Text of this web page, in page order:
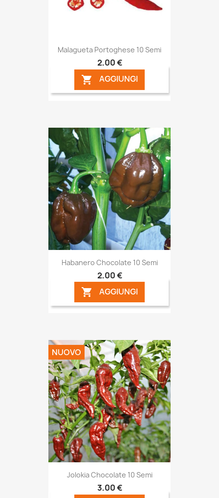
Malagueta Portoghese 10 Semi
2,00 €
 AGGIUNGI
Habanero Chocolate 10 Semi
2,00 €
 AGGIUNGI
Jolokia Chocolate 10 Semi
3,00 €
NUOVO